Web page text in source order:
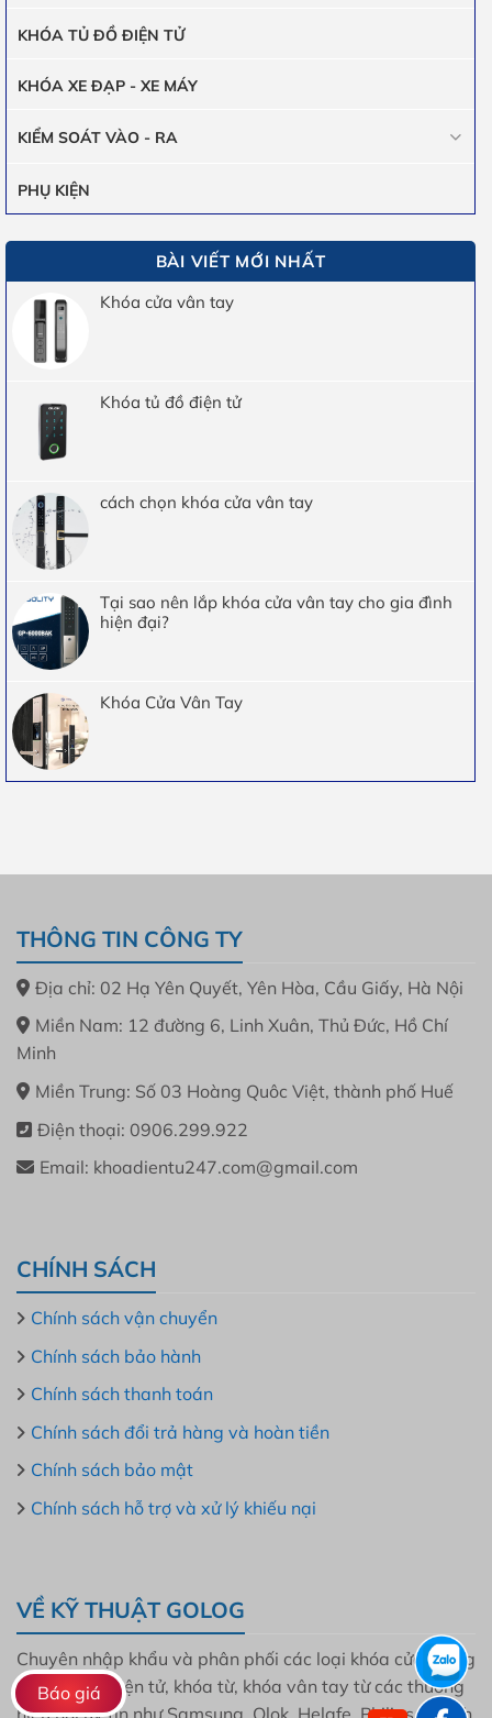
KHÓA TỦ ĐỒ ĐIỆN TỬ
KHÓA XE ĐẠP - XE MÁY
KIỂM SOÁT VÀO - RA
PHỤ KIỆN
BÀI VIẾT MỚI NHẤT
Khóa cửa vân tay
Khóa tủ đồ điện tử
cách chọn khóa cửa vân tay
Tại sao nên lắp khóa cửa vân tay cho gia đình
hiện đại?
Khóa Cửa Vân Tay
THÔNG TIN CÔNG TY
Địa chỉ: 02 Hạ Yên Quyết, Yên Hòa, Cầu Giấy, Hà Nội
Miền Nam: 12 đường 6, Linh Xuân, Thủ Đức, Hồ Chí
Minh
Miền Trung: Số 03 Hoàng Quôc Việt, thành phố Huế
Điện thoại: 0906.299.922
Email: khoadientu247.com@gmail.com
CHÍNH SÁCH
Chính sách vận chuyển
Chính sách bảo hành
Chính sách thanh toán
Chính sách đổi trả hàng và hoàn tiền
Chính sách bảo mật
Chính sách hỗ trợ và xử lý khiếu nại
VỀ KỸ THUẬT GOLOG
Chuyên nhập khẩu và phân phối các loại khóa cửa thông
minh, khóa điện tử, khóa từ, khóa vân tay từ các thương
hiệu nổi uy tín như Samsung, Olok, Helafe, Philips, Bosch
Báo giá